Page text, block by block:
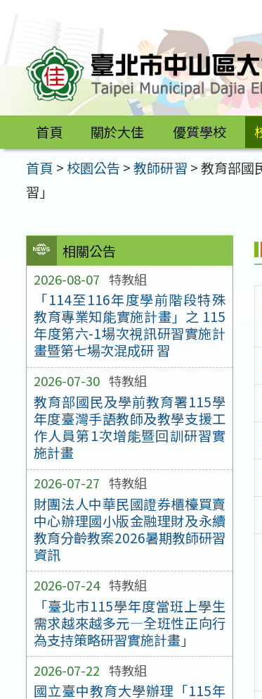
區
首頁 關於大佳 優質學校
首頁 >校園公告 >教師研習 >教育部國
習」
相關公告
2026-08-07 特教組
「114至116年度學前階段特殊
教育專業知能實施計畫」之 115
年度第六-1場次視訊研習實施計
畫暨第七場次混成研 習
2026-07-30 特教組
教育部國民及學前教育署115學
年度臺灣手語教師及教學支援工
作人員第1次增能暨回訓研習實
施計畫
2026-07-27 特教組
財團法人中華民國證券櫃檯買賣
中心辦理國小版金融理財及永續
教育分齡教案2026暑期教師研習
資訊
2026-07-24 特教組
「臺北市115學年度當班上學生
需求越來越多元—全班性正向行
為支持策略研習實施計畫」
2026-07-22 特教組
國立臺中教育大學辦理「115年